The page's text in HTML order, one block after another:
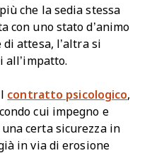
che la sedia stessa
con uno stato d’animo
di attesa, l’altra si
all’impatto.
contratto psicologico,
cui impegno e
certa sicurezza in
in via di erosione